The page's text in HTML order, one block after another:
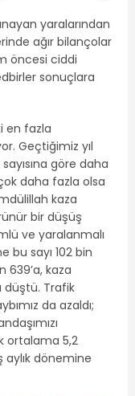
yaralarından
ağır bilançolar
öncesi ciddi
sonuçlara
en fazla
Geçtiğimiz yıl
göre daha
daha fazla olsa
kaza
bir düşüş
ve yaralanmalı
bu sayı 102 bin
639’a, kaza
düştü. Trafik
da azaldı;
ortalama 5,2
aylık dönemine